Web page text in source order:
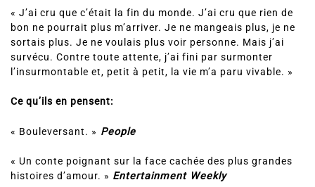
« J’ai cru que c’était la fin du monde. J’ai cru que rien de
bon ne pourrait plus m’arriver. Je ne mangeais plus, je ne
sortais plus. Je ne voulais plus voir personne. Mais j’ai
survécu. Contre toute attente, j’ai fini par surmonter
l’insurmontable et, petit à petit, la vie m’a paru vivable. »
Ce qu’ils en pensent:
« Bouleversant. » People
« Un conte poignant sur la face cachée des plus grandes
histoires d’amour. » Entertainment Weekly